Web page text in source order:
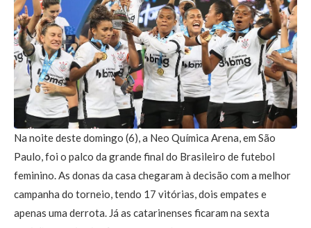
Na noite deste domingo (6), a Neo Química Arena, em São
Paulo, foi o palco da grande final do Brasileiro de futebol
feminino. As donas da casa chegaram à decisão com a melhor
campanha do torneio, tendo 17 vitórias, dois empates e
apenas uma derrota. Já as catarinenses ficaram na sexta